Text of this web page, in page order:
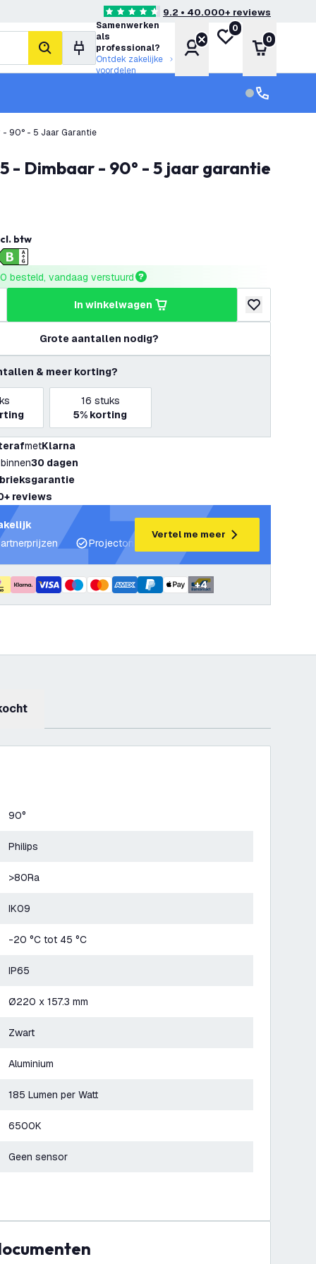
4.6 score sterren9.2 • 40.000+ reviews
zoeken
Samenwerken
als
professional?
Ontdek zakelijke
voordelen
Account
Mijn verlanglijst
0
0
LED High Bay - Philips Driver - 100W / 80W / 60W - 185lm/W - 6500K - IP65 - Dimbaar - 90° - 5 Jaar Garantie
- Dimbaar - 90° - 5 jaar garantie
btw
besteld, vandaag verstuurd
hoeveelheidin winkelwagen
toevoegen
Grote aantallen nodig?
& meer korting?
16 stuks
5% korting
metKlarna
30 dagen
reviews
Projectondersteuning en lichtplannen
Vertel me meer
+4
90°
Philips
>80Ra
IK09
-20 °C tot 45 °C
IP65
Ø220 x 157.3 mm
Zwart
Aluminium
185 Lumen per Watt
6500K
Geen sensor